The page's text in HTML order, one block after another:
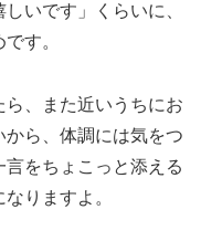
いです」くらいに、
す。
ら、また近いうちにお
ら、体調には気をつ
をちょこっと添える
りますよ。